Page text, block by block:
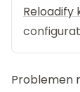
Reloadify
Problemen